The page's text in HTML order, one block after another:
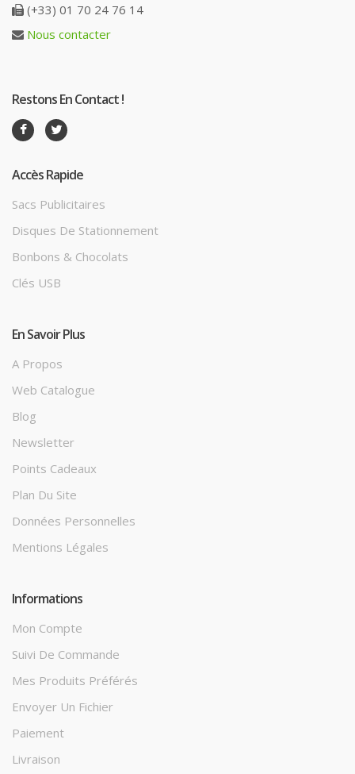
(+33) 01 70 24 76 14
Nous contacter
Restons En Contact !
Accès Rapide
Sacs Publicitaires
Disques De Stationnement
Bonbons & Chocolats
Clés USB
En Savoir Plus
A Propos
Web Catalogue
Blog
Newsletter
Points Cadeaux
Plan Du Site
Données Personnelles
Mentions Légales
Informations
Mon Compte
Suivi De Commande
Mes Produits Préférés
Envoyer Un Fichier
Paiement
Livraison